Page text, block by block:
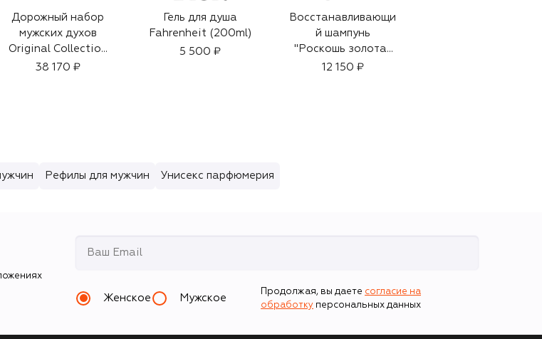
Дорожный набор
мужских духов
Original Collection
Masculine (3x10ml)
38 170 ₽
Гель для душа
Fahrenheit (200ml)
5 500 ₽
Восстанавливающи
й шампунь
"Роскошь золота"
(250ml)
12 150 ₽
Рефилы для мужчин Унисекс парфюмерия
Женское Мужское
Продолжая, вы даете согласие на
обработку персональных данных